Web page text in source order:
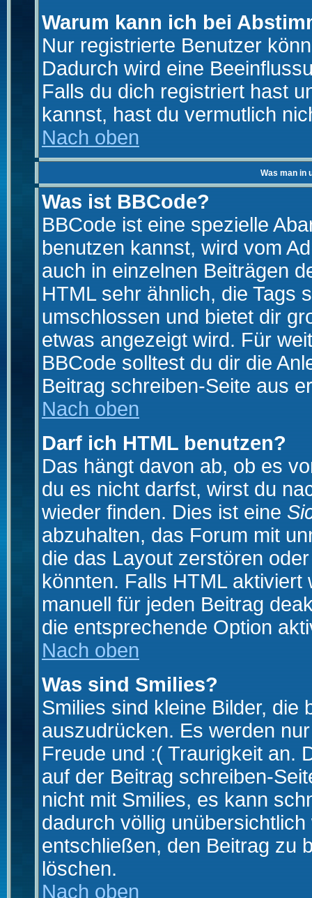
Warum kann ich bei
Nur registrierte Benutzer
Dadurch wird eine
Falls du dich registriert hast
kannst, hast du vermutlich
Nach oben
Was man in
Was ist BBCode?
BBCode ist eine spezielle
benutzen kannst, wird vom
auch in einzelnen Beiträgen
HTML sehr ähnlich, die Tags
umschlossen und bietet dir
etwas angezeigt wird. Für
BBCode solltest du dir die
Beitrag schreiben-Seite aus
Nach oben
Darf ich HTML benutzen?
Das hängt davon ab, ob es
du es nicht darfst, wirst du
wieder finden. Dies ist eine
abzuhalten, das Forum mit
die das Layout zerstören
könnten. Falls HTML
manuell für jeden Beitrag
die entsprechende Option
Nach oben
Was sind Smilies?
Smilies sind kleine Bilder, die
auszudrücken. Es werden
Freude und :( Traurigkeit an.
auf der Beitrag schreiben-
nicht mit Smilies, es kann
dadurch völlig
entschließen, den Beitrag zu
löschen.
Nach oben